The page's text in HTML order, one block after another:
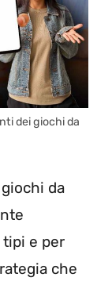
dei giochi da
da
e per
che